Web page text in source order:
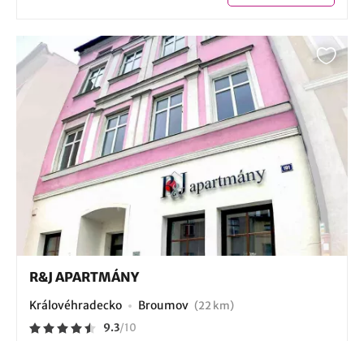
R&J APARTMÁNY
Královéhradecko Broumov (22 km)
9.3/10